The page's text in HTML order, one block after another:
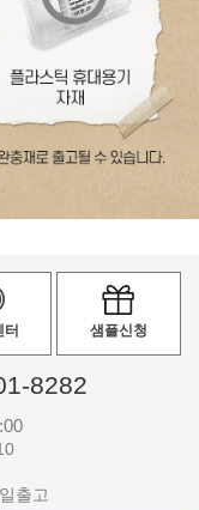
터 샘플신청
8282
출고